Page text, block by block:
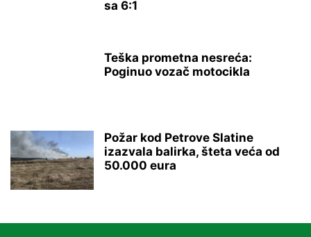
sa 6:1
Teška prometna nesreća:
Poginuo vozač motocikla
Požar kod Petrove Slatine
izazvala balirka, šteta veća od
50.000 eura